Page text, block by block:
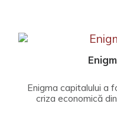
Enigma capitalului a
criza economică